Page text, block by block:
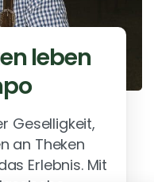
leben
Geselligkeit,
an Theken
Erlebnis. Mit